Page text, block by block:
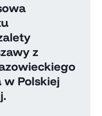
z
w Polskiej